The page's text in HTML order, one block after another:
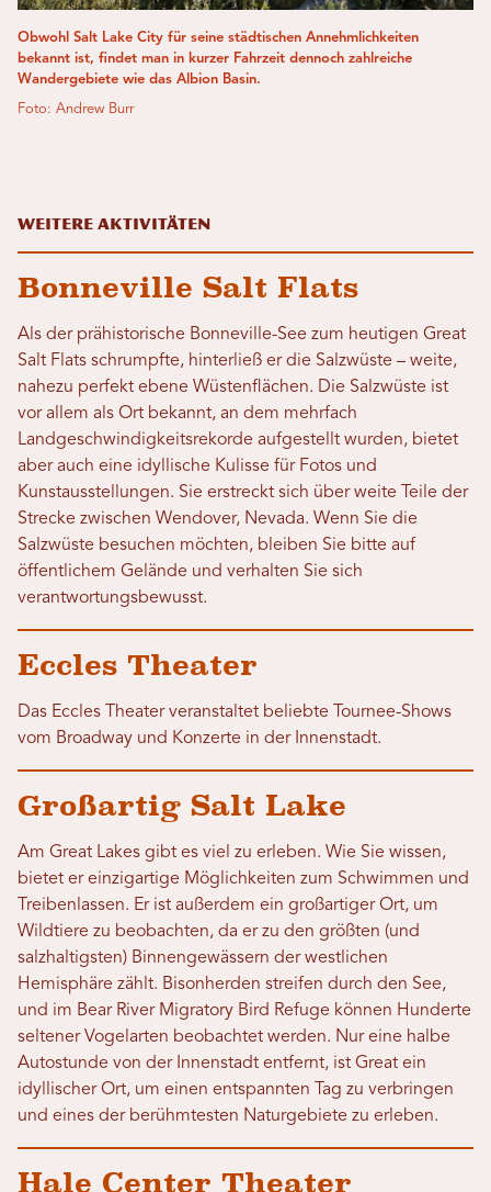
Obwohl Salt Lake City für seine städtischen Annehmlichkeiten
bekannt ist, findet man in kurzer Fahrzeit dennoch zahlreiche
Wandergebiete wie das Albion Basin.
Foto: Andrew Burr
Weitere Aktivitäten
Bonneville Salt Flats
Als der prähistorische Bonneville-See zum heutigen Great
Salt Flats schrumpfte, hinterließ er die Salzwüste – weite,
nahezu perfekt ebene Wüstenflächen. Die Salzwüste ist
vor allem als Ort bekannt, an dem mehrfach
Landgeschwindigkeitsrekorde aufgestellt wurden, bietet
aber auch eine idyllische Kulisse für Fotos und
Kunstausstellungen. Sie erstreckt sich über weite Teile der
Strecke zwischen Wendover, Nevada. Wenn Sie die
Salzwüste besuchen möchten, bleiben Sie bitte auf
öffentlichem Gelände und verhalten Sie sich
verantwortungsbewusst.
Eccles Theater
Das Eccles Theater veranstaltet beliebte Tournee-Shows
vom Broadway und Konzerte in der Innenstadt.
Großartig Salt Lake
Am Great Lakes gibt es viel zu erleben. Wie Sie wissen,
bietet er einzigartige Möglichkeiten zum Schwimmen und
Treibenlassen. Er ist außerdem ein großartiger Ort, um
Wildtiere zu beobachten, da er zu den größten (und
salzhaltigsten) Binnengewässern der westlichen
Hemisphäre zählt. Bisonherden streifen durch den See,
und im Bear River Migratory Bird Refuge können Hunderte
seltener Vogelarten beobachtet werden. Nur eine halbe
Autostunde von der Innenstadt entfernt, ist Great ein
idyllischer Ort, um einen entspannten Tag zu verbringen
und eines der berühmtesten Naturgebiete zu erleben.
Hale Center Theater